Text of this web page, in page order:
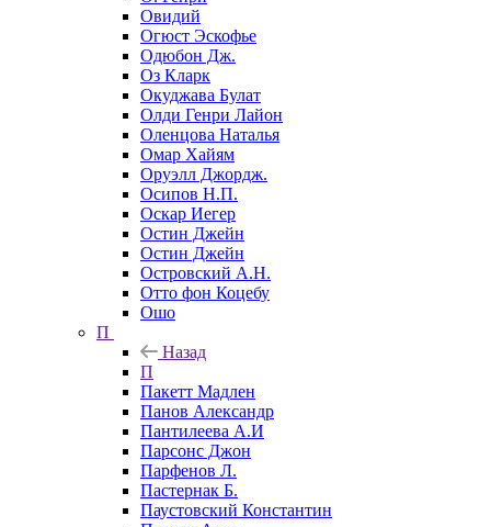
Овидий
Огюст Эскофье
Одюбон Дж.
Оз Кларк
Окуджава Булат
Олди Генри Лайон
Оленцова Наталья
Омар Хайям
Оруэлл Джордж.
Осипов Н.П.
Оскар Иегер
Остин Джейн
Остин Джейн
Островский А.Н.
Отто фон Коцебу
Ошо
П
Назад
П
Пакетт Мадлен
Панов Александр
Пантилеева А.И
Парсонс Джон
Парфенов Л.
Пастернак Б.
Паустовский Константин